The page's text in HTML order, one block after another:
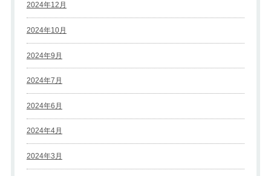
2024年12月
2024年10月
2024年9月
2024年7月
2024年6月
2024年4月
2024年3月